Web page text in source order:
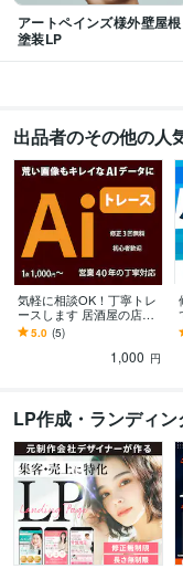
Canva:2年Figma:2年OBS
得意分野
学歴
愛知工業大学 1978年3月
語学力
英語 ビジネスレベル
アートペインズ様外壁屋根
塗装LP
出品者のその他の人
気軽に相談OK！丁寧トレ
ースします 居酒屋の店主
のように親身に、迅速・
丁寧に対応します
5.0 (5)
1,000 円
LP作成・ランディ